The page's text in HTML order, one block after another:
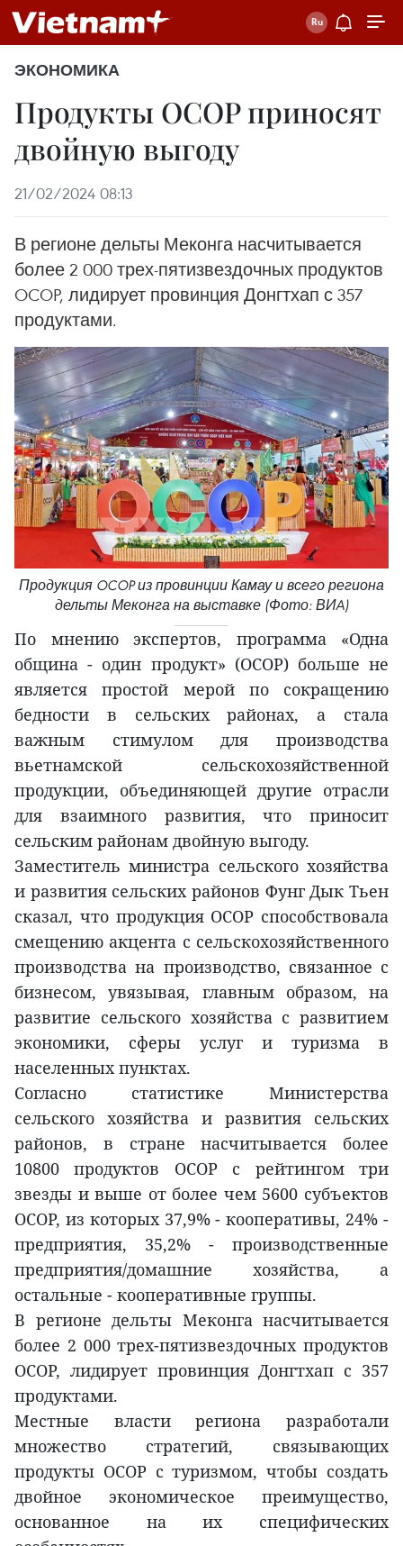
ЭКОНОМИКА
Продукты OCOP приносят
двойную выгоду
21/02/2024 08:13
В регионе дельты Меконга насчитывается
более 2 000 трех-пятизвездочных продуктов
OCOP, лидирует провинция Донгтхап с 357
продуктами.
Продукция OCOP из провинции Камау и всего региона
дельты Меконга на выставке (Фото: ВИA)
По мнению экспертов, программа «Одна
община - один продукт» (OCOP) больше не
является простой мерой по сокращению
бедности в сельских районах, а стала
важным стимулом для производства
вьетнамской сельскохозяйственной
продукции, объединяющей другие отрасли
для взаимного развития, что приносит
сельским районам двойную выгоду.
Заместитель министра сельского хозяйства
и развития сельских районов Фунг Дык Тьен
сказал, что продукция OCOP способствовала
смещению акцента с сельскохозяйственного
производства на производство, связанное с
бизнесом, увязывая, главным образом, на
развитие сельского хозяйства с развитием
экономики, сферы услуг и туризма в
населенных пунктах.
Согласно статистике Министерства
сельского хозяйства и развития сельских
районов, в стране насчитывается более
10800 продуктов OCOP с рейтингом три
звезды и выше от более чем 5600 субъектов
OCOP, из которых 37,9% - кооперативы, 24% -
предприятия, 35,2% - производственные
предприятия/домашние хозяйства, а
остальные - кооперативные группы.
В регионе дельты Меконга насчитывается
более 2 000 трех-пятизвездочных продуктов
OCOP, лидирует провинция Донгтхап с 357
продуктами.
Местные власти региона разработали
множество стратегий, связывающих
продукты OCOP с туризмом, чтобы создать
двойное экономическое преимущество,
основанное на их специфических